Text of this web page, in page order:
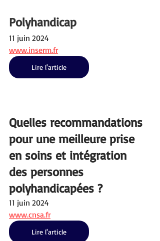
Polyhandicap
11 juin 2024
www.inserm.fr
Lire l'article
Quelles recommandations
pour une meilleure prise
en soins et intégration
des personnes
polyhandicapées ?
11 juin 2024
www.cnsa.fr
Lire l'article